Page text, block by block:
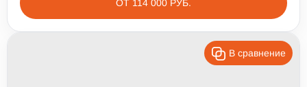
ОТ 114 000 РУБ.
В сравнение